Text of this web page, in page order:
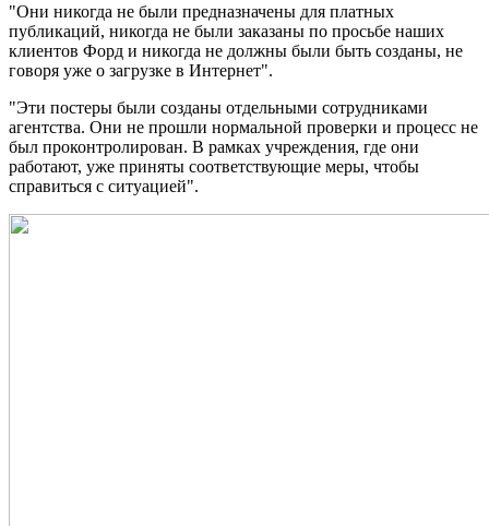
"Они никогда не были предназначены для платных
публикаций, никогда не были заказаны по просьбе наших
клиентов Форд и никогда не должны были быть созданы, не
говоря уже о загрузке в Интернет".
"Эти постеры были созданы отдельными сотрудниками
агентства. Они не прошли нормальной проверки и процесс не
был проконтролирован. В рамках учреждения, где они
работают, уже приняты соответствующие меры, чтобы
справиться с ситуацией".